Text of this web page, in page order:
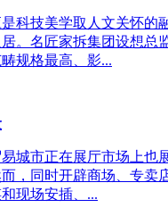
科技美学取人文关怀的
。名匠家拆集团设想总
规格最高、影...
城市正在展厅市场上也
，同时开辟商场、专卖
现场安插、...